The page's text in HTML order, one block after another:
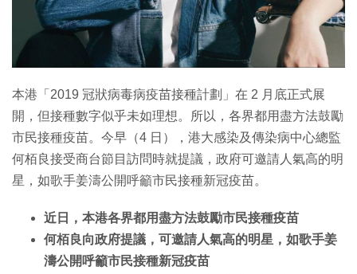
本港「2019 冠狀病毒病疫苗接種計劃」在 2 月底正式展
開，但接種數字似乎未如理想。所以，各界都用盡方法鼓勵
市民接種疫苗。今早（4 日），港大感染及傳染病中心總監
何栢良接受商台節目訪問時就提議，政府可邀請人氣高的明
星，如歌手姜濤公開呼籲市民接種新冠疫苗。
近日，本港各界都用盡方法鼓勵市民接種疫苗
何栢良向政府提議，可邀請人氣高的明星，如歌手姜
濤公開呼籲市民接種新冠疫苗